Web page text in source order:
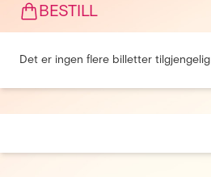
BESTILL
Det er ingen flere billetter tilgjengelig